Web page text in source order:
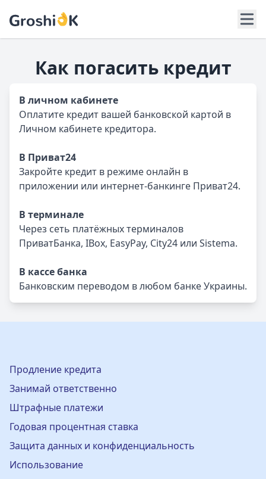
Как погасить кредит
В личном кабинете
Оплатите кредит вашей банковской картой в
Личном кабинете кредитора.
В Приват24
Закройте кредит в режиме онлайн в
приложении или интернет-банкинге Приват24.
В терминале
Через сеть платёжных терминалов
ПриватБанка, IBox, EasyPay, City24 или Sistema.
В кассе банка
Банковским переводом в любом банке Украины.
Продление кредита
Занимай ответственно
Штрафные платежи
Годовая процентная ставка
Защита данных и конфиденциальность
Использование